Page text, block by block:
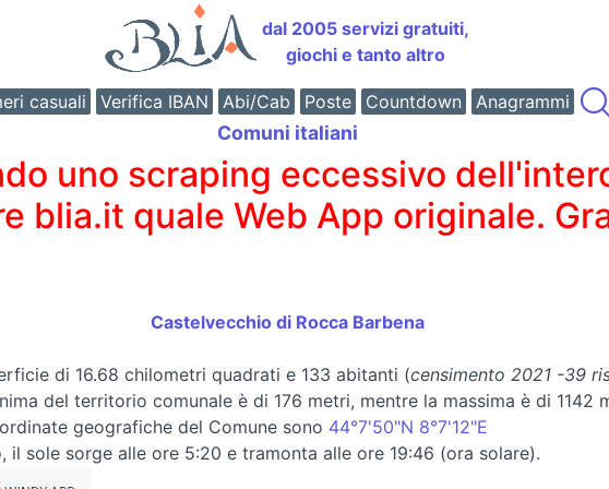
dal 2005 servizi gratuiti,
giochi e tanto altro
casuali Verifica IBAN Abi/Cab Poste Countdown Anagrammi
Comuni italiani
uno scraping eccessivo
blia.it quale Web App originale.
Castelvecchio di Rocca Barbena
di 16.68 chilometri quadrati e 133 abitanti (censimento 2021 -39
del territorio comunale è di 176 metri, mentre la massima è di 1142
geografiche del Comune sono 44°7'50"N 8°7'12"E
sole sorge alle ore 5:20 e tramonta alle ore 19:46 (ora solare).